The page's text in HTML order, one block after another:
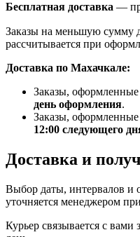
Бесплатная доставка —
Заказы на меньшую сумму
рассчитывается при
Доставка по Махачкале:
Заказы, оформленные
день оформления.
Заказы, оформленные
12:00 следующего
Доставка и
Выбор даты, интервалов и
уточняется менеджером
Курьер связывается с